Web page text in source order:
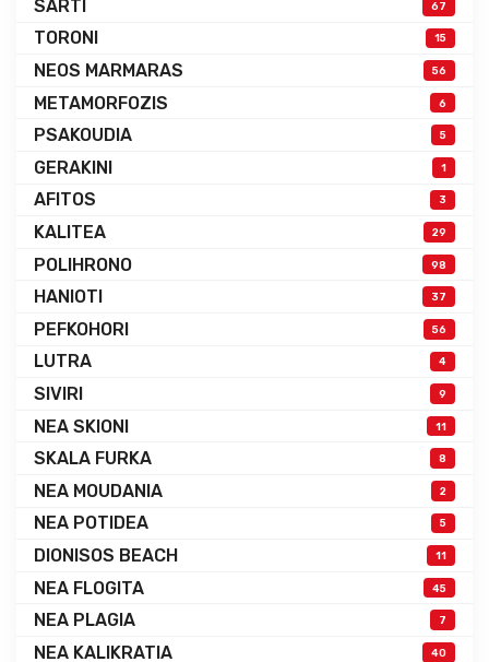
SARTI 67
TORONI 15
NEOS MARMARAS 56
METAMORFOZIS 6
PSAKOUDIA 5
GERAKINI 1
AFITOS 3
KALITEA 29
POLIHRONO 98
HANIOTI 37
PEFKOHORI 56
LUTRA 4
SIVIRI 9
NEA SKIONI 11
SKALA FURKA 8
NEA MOUDANIA 2
NEA POTIDEA 5
DIONISOS BEACH 11
NEA FLOGITA 45
NEA PLAGIA 7
NEA KALIKRATIA 40